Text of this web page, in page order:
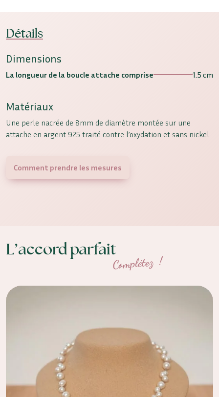
Détails
Dimensions
La longueur de la boucle attache comprise 1.5 cm
Matériaux
Une perle nacrée de 8mm de diamètre montée sur une
attache en argent 925 traité contre l’oxydation et sans nickel
Comment prendre les mesures
L’accord parfait
Complétez !